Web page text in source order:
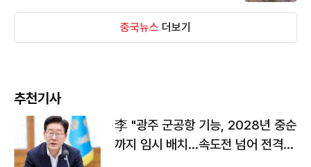
중국뉴스 더보기
추천기사
李 "광주 군공항 기능, 2028년 중순
까지 임시 배치…속도전 넘어 전격